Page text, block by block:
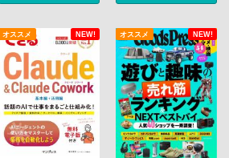
NEW!
オススメ NEW!
オススメ